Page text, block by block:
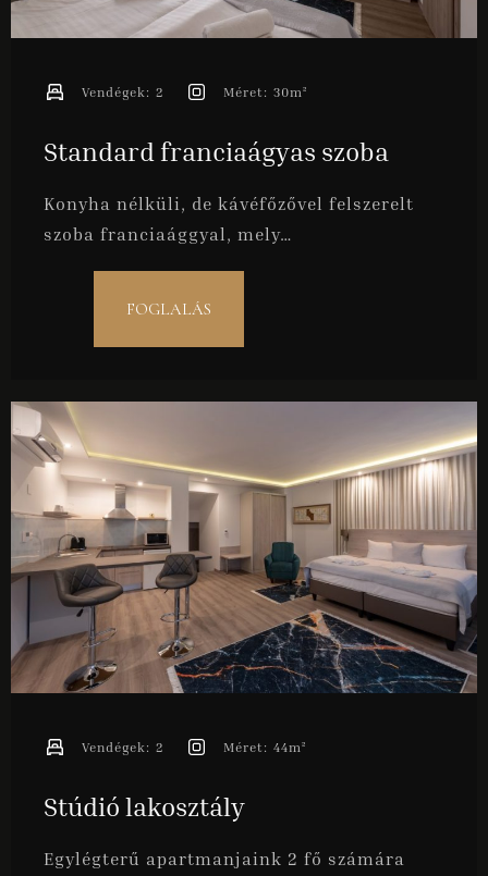
Standard franciaágyas szoba
Konyha nélküli, de kávéfőzővel felszerelt
szoba franciaággyal, mely…
Vendégek: 2 Méret: 30m²
FOGLALÁS
Stúdió lakosztály
Egylégterű apartmanjaink 2 fő számára
Vendégek: 2 Méret: 44m²